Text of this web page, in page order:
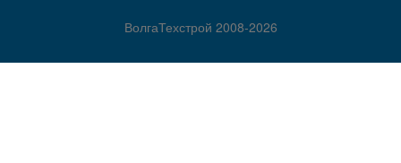
ВолгаТехстрой 2008-2026